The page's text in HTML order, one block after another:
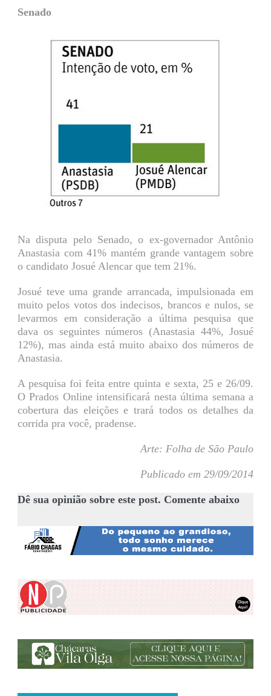
Senado
Na disputa pelo Senado, o ex-governador Antônio
Anastasia com 41% mantém grande vantagem sobre
o candidato Josué Alencar que tem 21%.
Josué teve uma grande arrancada, impulsionada em
muito pelos votos dos indecisos, brancos e nulos, se
levarmos em consideração a última pesquisa que
dava os seguintes números (Anastasia 44%, Josué
12%), mas ainda está muito abaixo dos números de
Anastasia.
A pesquisa foi feita entre quinta e sexta, 25 e 26/09.
O Prados Online intensificará nesta última semana a
cobertura das eleições e trará todos os detalhes da
corrida pra você, pradense.
Arte: Folha de São Paulo
Publicado em 29/09/2014
Dê sua opinião sobre este post. Comente abaixo